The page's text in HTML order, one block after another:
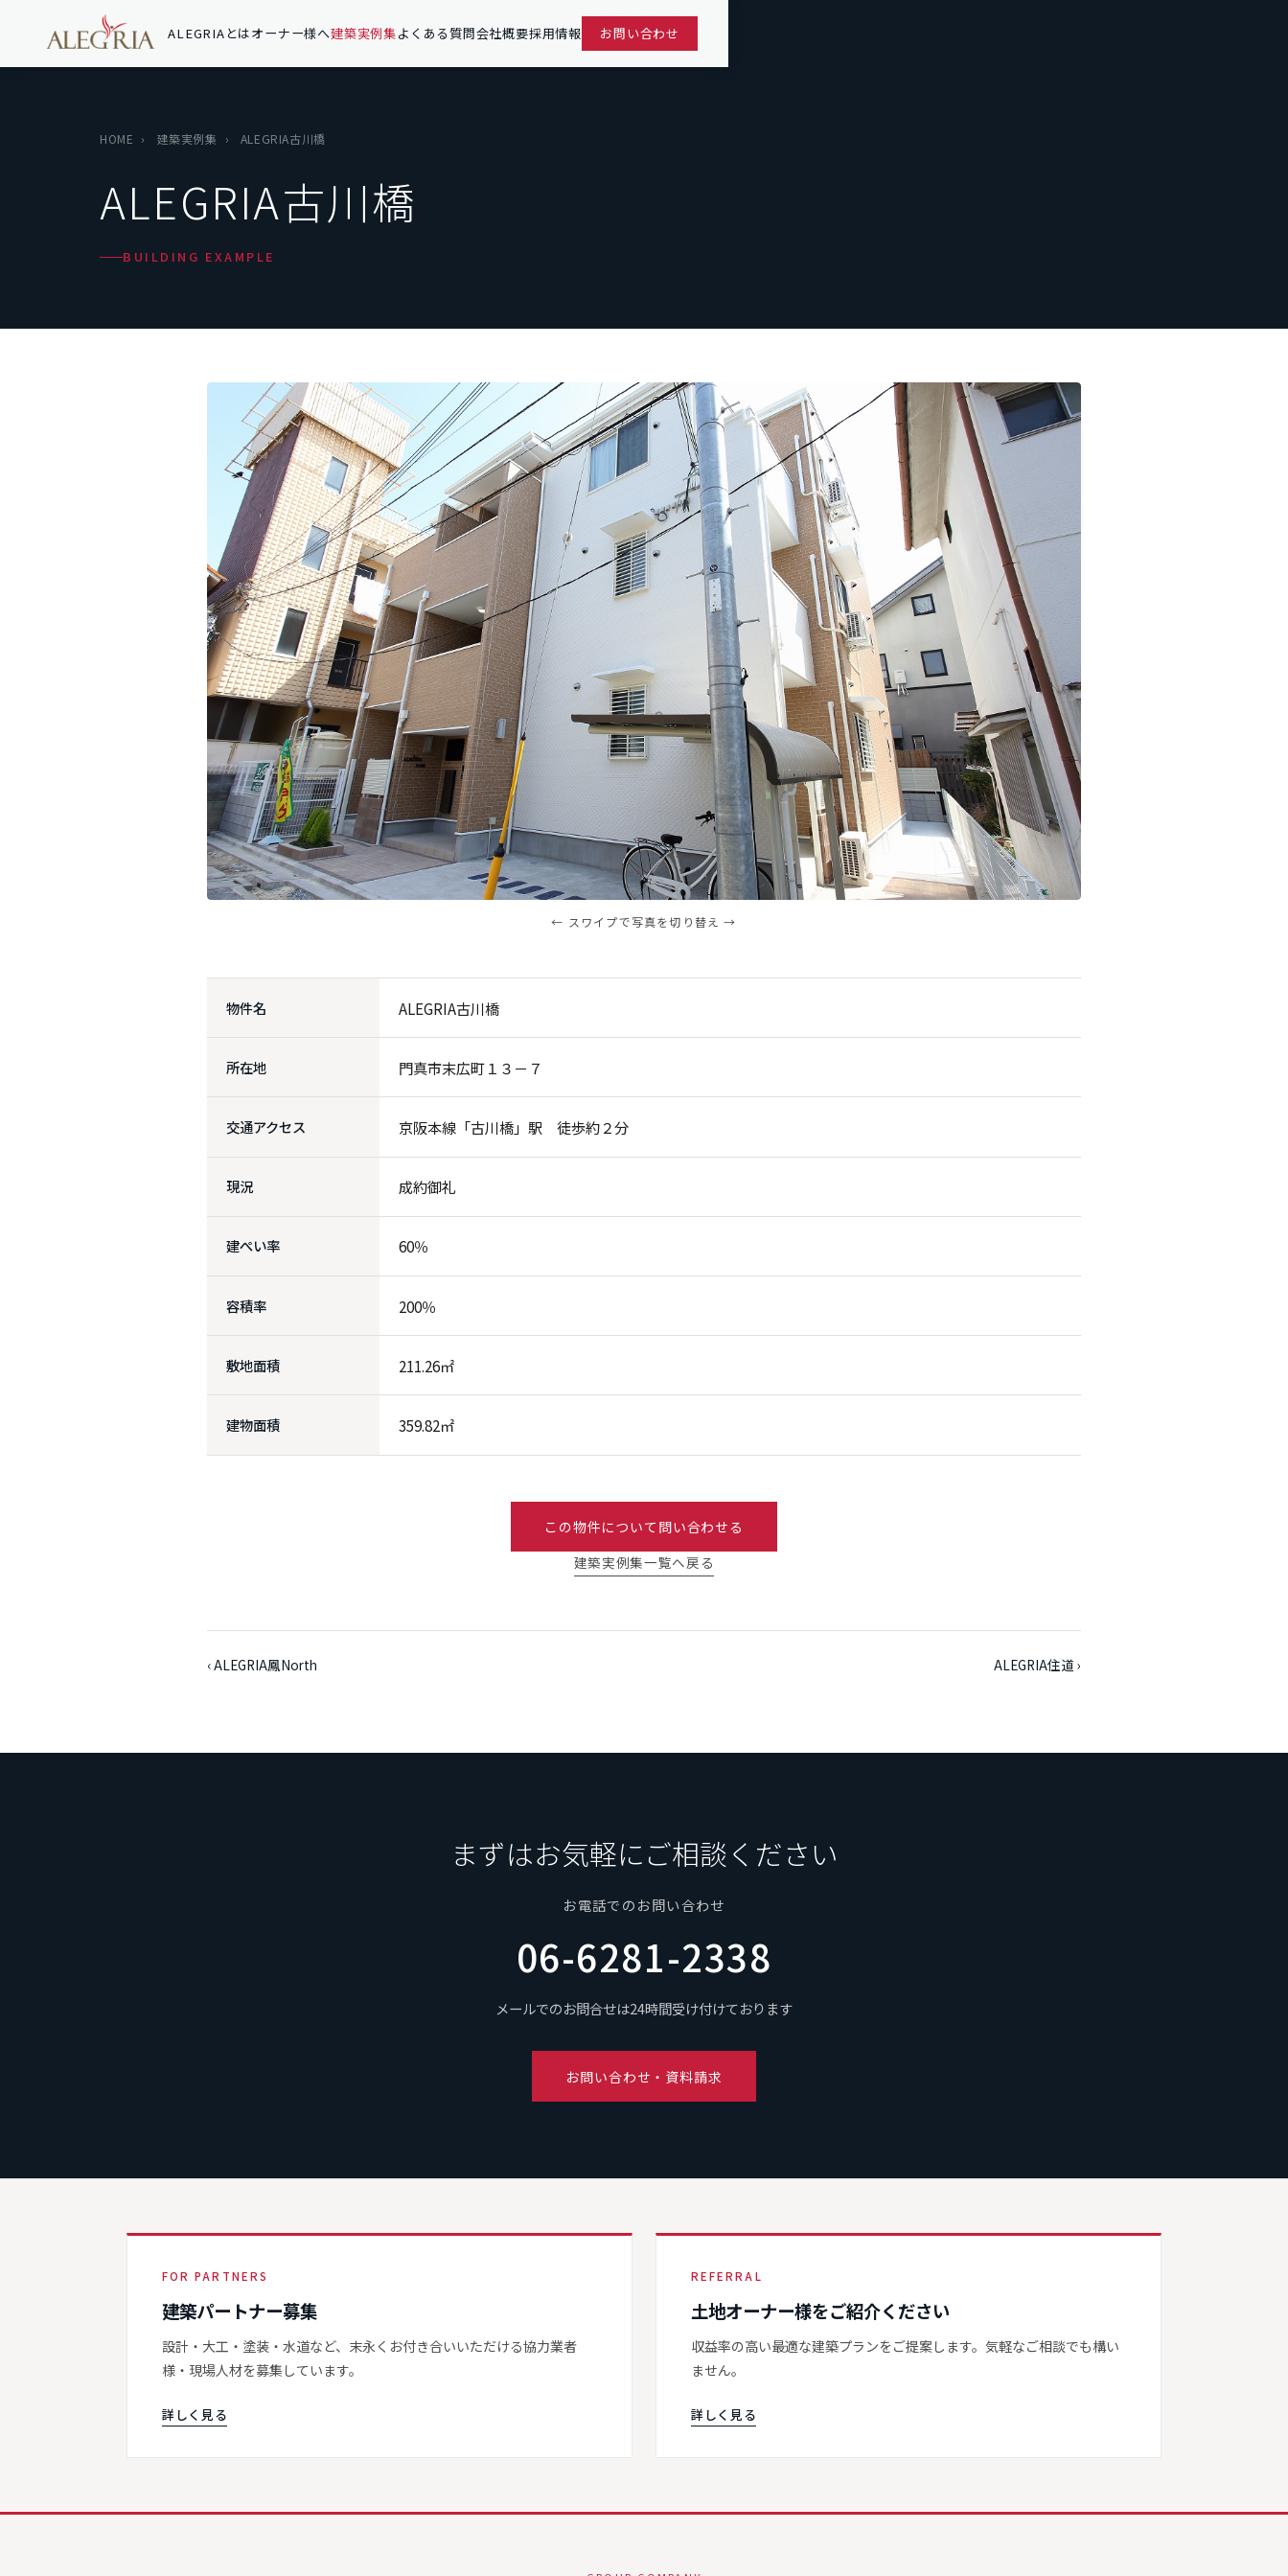
ALEGRIAとはオーナー様へ建築実例集よくある質問会社概要採用情報 お問い合わせ
HOME › 建築実例集 › ALEGRIA古川橋
ALEGRIA古川橋
BUILDING EXAMPLE
← スワイプで写真を切り替え →
物件名 ALEGRIA古川橋
所在地 門真市末広町１３－７
交通アクセス 京阪本線「古川橋」駅 徒歩約２分
現況 成約御礼
建ぺい率 60％
容積率 200％
敷地面積 211.26㎡
建物面積 359.82㎡
この物件について問い合わせる
建築実例集一覧へ戻る
‹ ALEGRIA鳳North ALEGRIA住道 ›
まずはお気軽にご相談ください
お電話でのお問い合わせ
06-6281-2338
メールでのお問合せは24時間受け付けております
お問い合わせ・資料請求
FOR PARTNERS
建築パートナー募集
設計・大工・塗装・水道など、末永くお付き合いいただける協力業者
様・現場人材を募集しています。
詳しく見る
REFERRAL
土地オーナー様をご紹介ください
収益率の高い最適な建築プランをご提案します。気軽なご相談でも構い
ません。
詳しく見る